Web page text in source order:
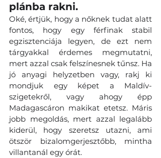
plánba rakni.
Oké, értjük, hogy a nőknek tudat alatt
fontos, hogy egy férfinak stabil
egzisztenciája legyen, de ezt nem
tárgyakkal érdemes megmutatni,
mert azzal csak felszínesnek tűnsz. Ha
jó anyagi helyzetben vagy, rakj ki
mondjuk egy képet a Maldív-
szigetekről, vagy ahogy épp
Madagascáron makikat etetsz. Máris
jobb megoldás, mert azzal legalább
kiderül, hogy szeretsz utazni, ami
ötször bizalomgerjesztőbb, mintha
villantanál egy órát.